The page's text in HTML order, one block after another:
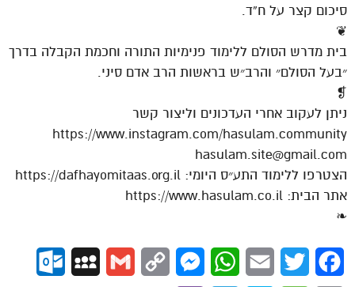
סיכום קצר על ח”ד.
❦
בית מדרש הסולם ללימוד פנימיות התורה וחכמת הקבלה בדרך
״בעל הסולם״ והרב״ש בראשות הרב אדם סיני.
❡
ניתן לעקוב אחרי העדכונים וליצור קשר
https://www.instagram.com/hasulam.community
hasulam.site@gmail.com
הצטרפו ללימוד התע״ס היומי: https://dafhayomitaas.org.il
אתר הבית: https://www.hasulam.co.il
❧
Facebook
Twitter
Email
WhatsApp
Messenger
Copy
Gmail
MySpace